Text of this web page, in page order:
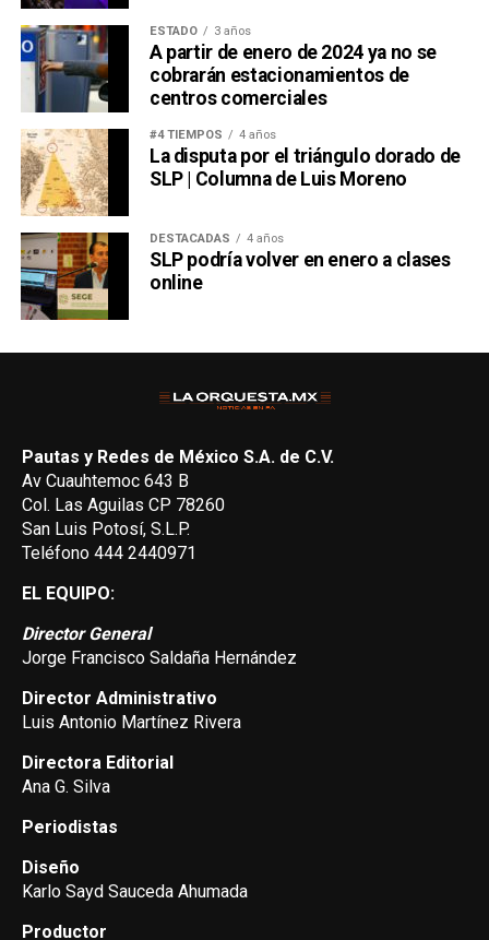
ESTADO 3 años
A partir de enero de 2024 ya no se
cobrarán estacionamientos de
centros comerciales
#4 TIEMPOS 4 años
La disputa por el triángulo dorado de
SLP | Columna de Luis Moreno
DESTACADAS 4 años
SLP podría volver en enero a clases
online
Pautas y Redes de México S.A. de C.V.
Av Cuauhtemoc 643 B
Col. Las Aguilas CP 78260
San Luis Potosí, S.L.P.
Teléfono 444 2440971
EL EQUIPO:
Director General
Jorge Francisco Saldaña Hernández
Director Administrativo
Luis Antonio Martínez Rivera
Directora Editorial
Ana G. Silva
Periodistas
Diseño
Karlo Sayd Sauceda Ahumada
Productor